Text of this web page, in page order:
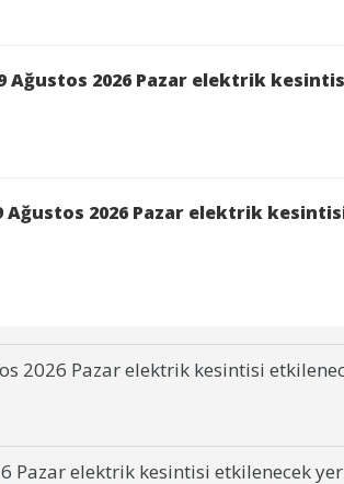
Ağustos 2026 Pazar elektrik
Ağustos 2026 Pazar elektrik
2026 Pazar elektrik kesintisi
Pazar elektrik kesintisi etkilenecek